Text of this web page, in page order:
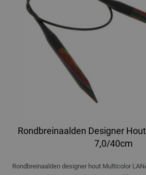
Rondbreinaalden Designer
7,0/40cm
Rondbreinaalden designer hout Multicolor